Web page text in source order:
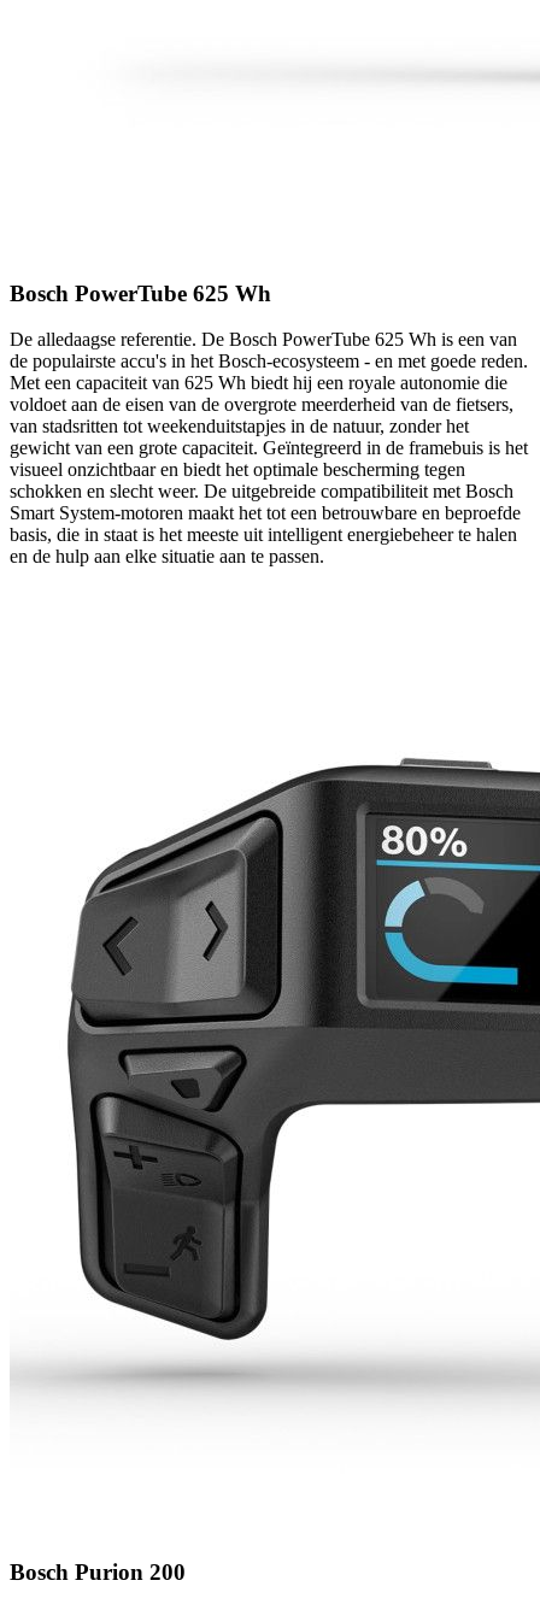
Bosch PowerTube 625 Wh
De alledaagse referentie. De Bosch PowerTube 625 Wh is een van
de populairste accu's in het Bosch-ecosysteem - en met goede reden.
Met een capaciteit van 625 Wh biedt hij een royale autonomie die
voldoet aan de eisen van de overgrote meerderheid van de fietsers,
van stadsritten tot weekenduitstapjes in de natuur, zonder het
gewicht van een grote capaciteit. Geïntegreerd in de framebuis is het
visueel onzichtbaar en biedt het optimale bescherming tegen
schokken en slecht weer. De uitgebreide compatibiliteit met Bosch
Smart System-motoren maakt het tot een betrouwbare en beproefde
basis, die in staat is het meeste uit intelligent energiebeheer te halen
en de hulp aan elke situatie aan te passen.
Bosch Purion 200